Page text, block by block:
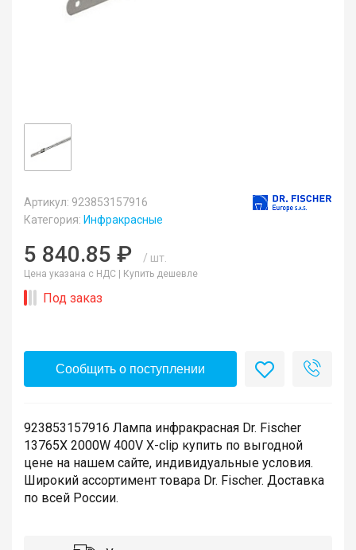
Артикул: 923853157916
Категория: Инфракрасные
5 840.85 ₽ / шт.
Цена указана с НДС | Купить дешевле
Под заказ
Сообщить о поступлении
923853157916 Лампа инфракрасная Dr. Fischer
13765X 2000W 400V X-clip купить по выгодной
цене на нашем сайте, индивидуальные условия.
Широкий ассортимент товара Dr. Fischer. Доставка
по всей России.